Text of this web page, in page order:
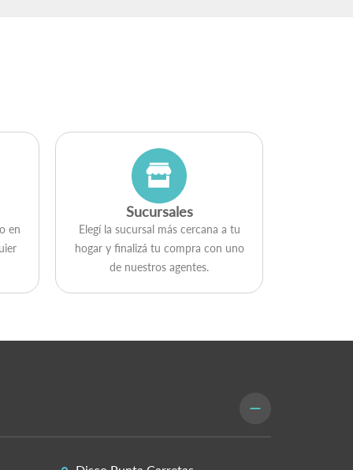
en
Sucursales
Elegí la sucursal más cercana a tu
hogar y ﬁnalizá tu compra con uno
de nuestros agentes.